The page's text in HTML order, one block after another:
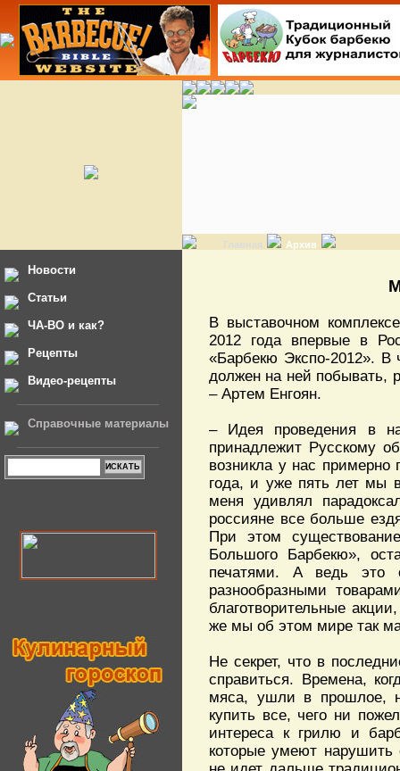
Главная Архив
Новости
Статьи
ЧА-ВО и как?
Рецепты
Видео-рецепты
Справочные материалы
В выставочном
2012 года впервые в
«Барбекю Экспо-2012». В
должен на ней побывать,
– Артем Енгоян.
– Идея проведения в
принадлежит Русскому
возникла у нас примерно
года, и уже пять лет мы
меня удивлял
россияне все больше
При этом
Большого Барбекю»,
печатями. А ведь это
разнообразными
благотворительные
же мы об этом мире так
Не секрет, что в
справиться. Времена,
мяса, ушли в прошлое,
купить все, чего ни
интереса к грилю и
которые умеют нарушить